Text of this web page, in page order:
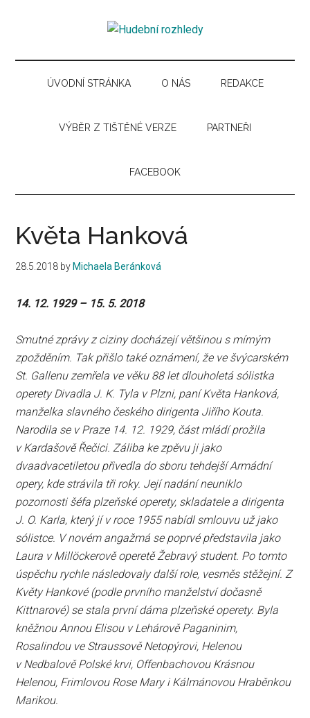
content
menu
sidebar
sidebar
Hudební
rozhledy
pro
hudebníÚVODNÍ STRÁNKA O NÁS REDAKCE
VÝBĚR Z TIŠTĚNÉ VERZE PARTNEŘI
FACEBOOK
Květa Hanková
28.5.2018 by Michaela Beránková
14. 12. 1929 – 15. 5. 2018
Smutné zprávy z ciziny docházejí většinou s mírným
zpožděním. Tak přišlo také oznámení, že ve švýcarském
St. Gallenu zemřela ve věku 88 let dlouholetá sólistka
operety Divadla J. K. Tyla v Plzni, paní Květa Hanková,
manželka slavného českého dirigenta Jiřího Kouta.
Narodila se v Praze 14. 12. 1929, část mládí prožila
v Kardašově Řečici. Záliba ke zpěvu ji jako
dvaadvacetiletou přivedla do sboru tehdejší Armádní
opery, kde strávila tři roky. Její nadání neuniklo
pozornosti šéfa plzeňské operety, skladatele a dirigenta
J. O. Karla, který jí v roce 1955 nabídl smlouvu už jako
sólistce. V novém angažmá se poprvé představila jako
Laura v Millöckerově operetě Žebravý student. Po tomto
úspěchu rychle následovaly další role, vesměs stěžejní. Z
Květy Hankové (podle prvního manželství dočasně
Kittnarové) se stala první dáma plzeňské operety. Byla
kněžnou Annou Elisou v Lehárově Paganinim,
Rosalindou ve Straussově Netopýrovi, Helenou
v Nedbalově Polské krvi, Offenbachovou Krásnou
Helenou, Frimlovou Rose Mary i Kálmánovou Hraběnkou
Marikou.